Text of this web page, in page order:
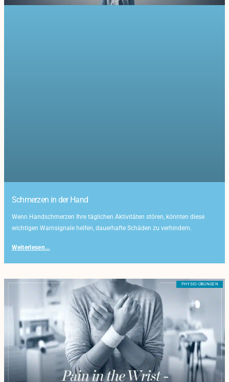
Schmerzen in der Hand
Wenn Handschmerzen Ihre täglichen Aktivitäten stören, könnten diese
wichtigen Warnsignale helfen, dauerhafte Schäden zu verhindern.
Weiterlesen...
PHYSIO-ÜBUNGEN